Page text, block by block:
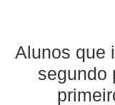
Alunos que
segundo